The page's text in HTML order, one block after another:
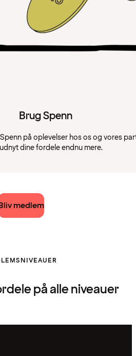
Brug Spenn
på oplevelser hos os og vores
dine fordele endnu mere.
medlem
på alle niveauer